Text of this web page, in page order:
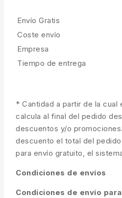
Envío Gratis
Coste envío
Empresa
Tiempo de entrega
* Cantidad a partir de la cual
calcula al final del pedido
descuentos y/o
descuento el total del
para envío gratuito, el
Condiciones de envíos
Condiciones de envío